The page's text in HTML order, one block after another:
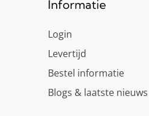
Informatie
Login
Levertijd
Bestel informatie
Blogs & laatste nieuws